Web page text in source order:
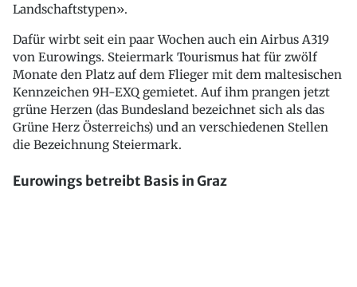
Landschaftstypen».
Dafür wirbt seit ein paar Wochen auch ein Airbus A319
von Eurowings. Steiermark Tourismus hat für zwölf
Monate den Platz auf dem Flieger mit dem maltesischen
Kennzeichen 9H-EXQ gemietet. Auf ihm prangen jetzt
grüne Herzen (das Bundesland bezeichnet sich als das
Grüne Herz Österreichs) und an verschiedenen Stellen
die Bezeichnung Steiermark.
Eurowings betreibt Basis in Graz